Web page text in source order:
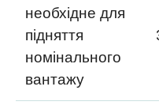
необхідне для
підняття
номінального
вантажу